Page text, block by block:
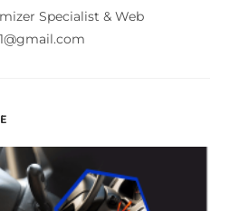
Specialist & Web